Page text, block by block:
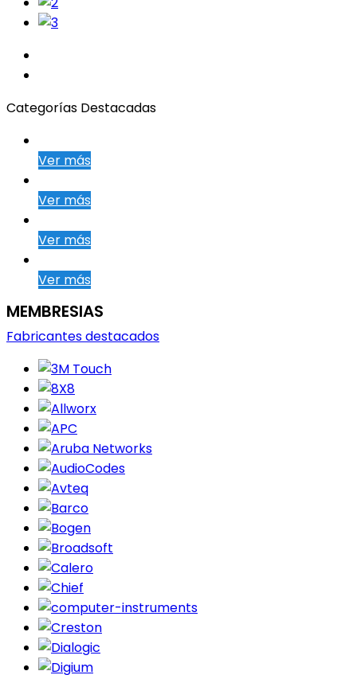
Categorías Destacadas
Ver más
Ver más
Ver más
Ver más
MEMBRESIAS
Fabricantes destacados